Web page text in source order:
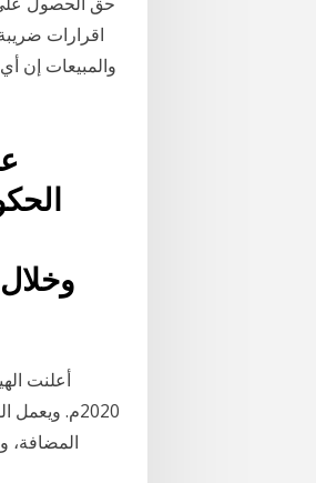
اقرارات
والمبيعات إن
أعلنت
2020م.
المضافة،